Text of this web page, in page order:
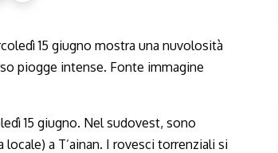
15 giugno. Nel sudovest, sono
a T’ainan. I rovesci torrenziali si